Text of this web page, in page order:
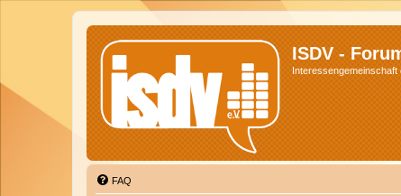
ISDV -
Interessengemeinschaft
FAQ